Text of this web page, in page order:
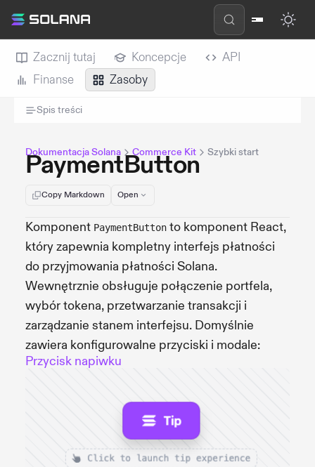
Zacznij tutaj Koncepcje
API
Finanse
Zasoby
Spis treści
Dokumentacja Solana Commerce Kit Szybki start
PaymentButton
Copy Markdown Open
Komponent PaymentButton to komponent React,
który zapewnia kompletny interfejs płatności
do przyjmowania płatności Solana.
Wewnętrznie obsługuje połączenie portfela,
wybór tokena, przetwarzanie transakcji i
zarządzanie stanem interfejsu. Domyślnie
zawiera konfigurowalne przyciski i modale:
Przycisk napiwku